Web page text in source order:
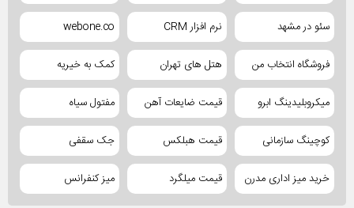
سئو در مشهد نرم افزار CRM webone.co
فروشگاه انتخاب من هتل های تهران کمک به خیریه
میکروبلیدینگ ابرو قیمت ضایعات آهن مفتول سیاه
کوچینگ سازمانی قیمت هبلکس جک سقفی
خرید میز اداری مدرن قیمت میلگرد میز کنفرانس